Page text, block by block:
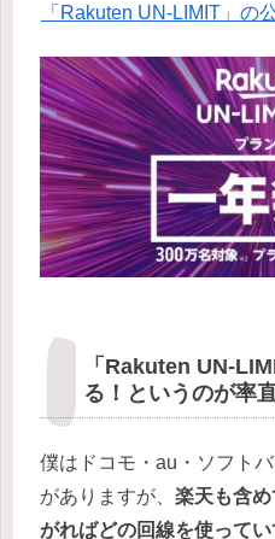
「Rakuten UN-LIMIT」の
「Rakuten UN-
る！というのが率
僕はドコモ・au・ソフト
がありますが、 楽天も含
がればどの回線を使ってい